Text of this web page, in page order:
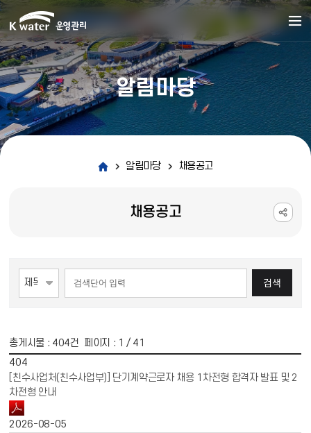
알림마당
알림마당 채용공고
채용공고
검색
총게시물 : 404건 페이지 : 1 / 41
404
[친수사업처(친수사업부)] 단기계약근로자 채용 1차전형 합격자 발표 및 2
차전형 안내
2026-08-05